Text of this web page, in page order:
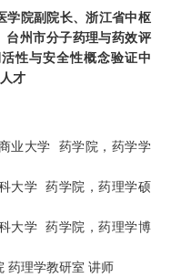
院副院长、浙江省中枢
台州市分子药理与药效评
性与安全性概念验证中
才
业大学 药学院，药学学
大学
药学院，药理学硕
大学
药学院，药理学博
药理学教研室 讲师